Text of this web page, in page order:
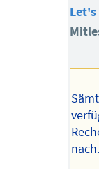
Let's
nach.